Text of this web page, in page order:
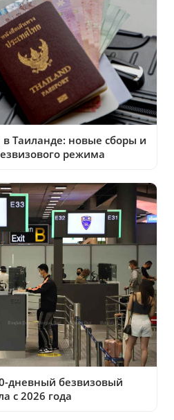
Таиланде: новые сборы и
режима
дневный безвизовый
с 2026 года